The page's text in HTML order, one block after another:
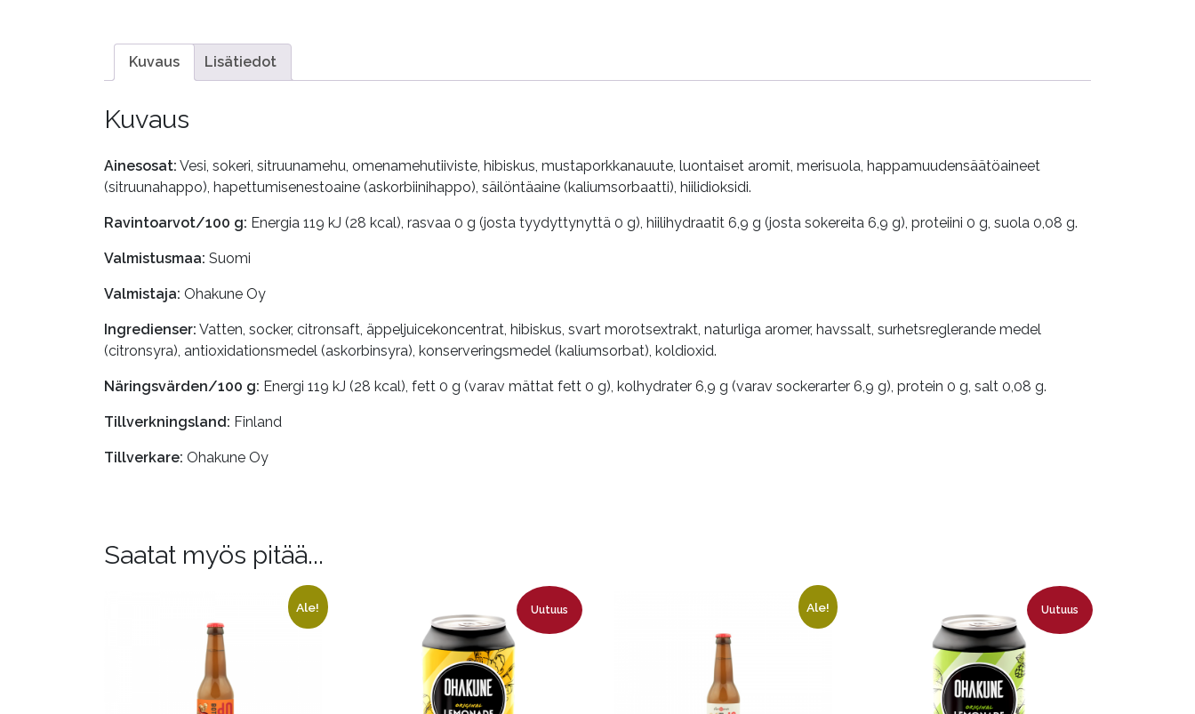
Kuvaus Lisätiedot
Kuvaus
Ainesosat: Vesi, sokeri, sitruunamehu, omenamehutiiviste, hibiskus, mustaporkkanauute, luontaiset aromit, merisuola, happamuudensäätöaineet
(sitruunahappo), hapettumisenestoaine (askorbiinihappo), säilöntäaine (kaliumsorbaatti), hiilidioksidi.
Ravintoarvot/100 g: Energia 119 kJ (28 kcal), rasvaa 0 g (josta tyydyttynyttä 0 g), hiilihydraatit 6,9 g (josta sokereita 6,9 g), proteiini 0 g, suola 0,08 g.
Valmistusmaa: Suomi
Valmistaja: Ohakune Oy
Ingredienser: Vatten, socker, citronsaft, äppeljuicekoncentrat, hibiskus, svart morotsextrakt, naturliga aromer, havssalt, surhetsreglerande medel
(citronsyra), antioxidationsmedel (askorbinsyra), konserveringsmedel (kaliumsorbat), koldioxid.
Näringsvärden/100 g: Energi 119 kJ (28 kcal), fett 0 g (varav mättat fett 0 g), kolhydrater 6,9 g (varav sockerarter 6,9 g), protein 0 g, salt 0,08 g.
Tillverkningsland: Finland
Tillverkare: Ohakune Oy
Saatat myös pitää...
Ale! Uutuus Ale! Uutuus